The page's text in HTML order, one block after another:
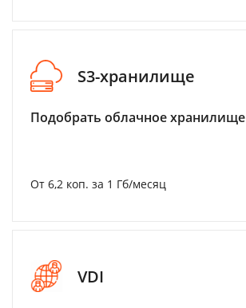
S3-хранилище
Подобрать облачное хранилище
От 6,2 коп. за 1 Гб/месяц
VDI